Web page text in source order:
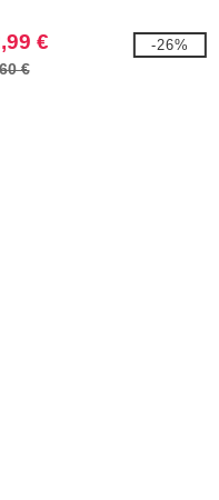
€
€
-26%